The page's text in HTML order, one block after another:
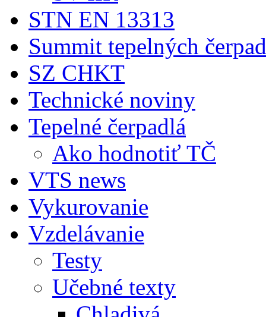
STN EN 13313
Summit tepelných
SZ CHKT
Technické noviny
Tepelné čerpadlá
Ako hodnotiť TČ
VTS news
Vykurovanie
Vzdelávanie
Testy
Učebné texty